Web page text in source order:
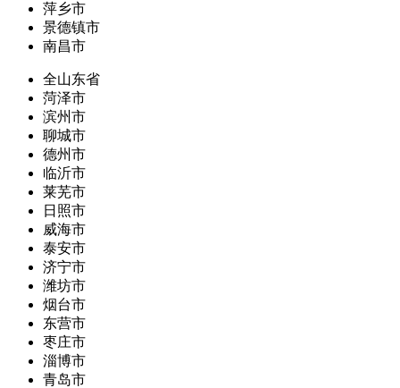
萍乡市
景德镇市
南昌市
全山东省
菏泽市
滨州市
聊城市
德州市
临沂市
莱芜市
日照市
威海市
泰安市
济宁市
潍坊市
烟台市
东营市
枣庄市
淄博市
青岛市